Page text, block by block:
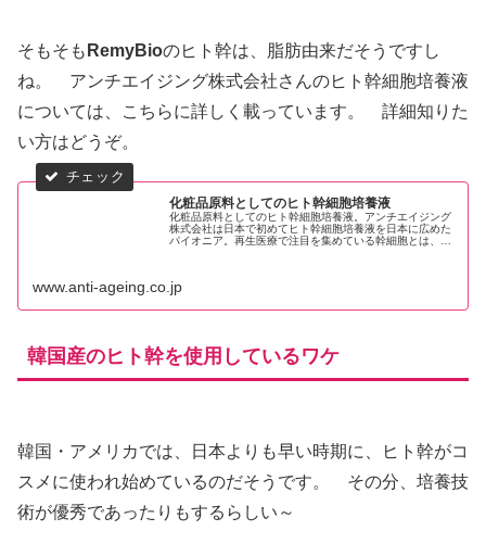
そもそも RemyBioのヒト幹は、脂肪由来だそうですし
ね。 アンチエイジング株式会社さんのヒト幹細胞培養液
については、こちらに詳しく載っています。 詳細知りた
い方はどうぞ。
化粧品原料としてのヒト幹細胞培養液
化粧品原料としてのヒト幹細胞培養液。アンチエイジング
株式会社は日本で初めてヒト幹細胞培養液を日本に広めた
パイオニア。再生医療で注目を集めている幹細胞とは、別
www.anti-ageing.co.jp
韓国産のヒト幹を使用しているワケ
韓国・アメリカでは、日本よりも早い時期に、ヒト幹がコ
スメに使われ始めているのだそうです。 その分、培養技
術が優秀であったりもするらしい～